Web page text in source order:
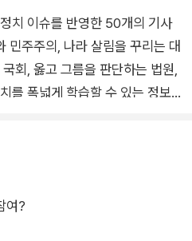
치 이슈를 반영한 50개의 기사
민주주의, 나라 살림을 꾸리는 대
회, 옳고 그름을 판단하는 법원,
를 폭넓게 학습할 수 있는 정보가
며 무엇이 어렵고, 어떤 표현이 친
님들이 집필한 덕분에, 책 곳곳에
돋보인다. 기사의 해시태그를 따
하고, 얽혀 있는 다양한 지식들도
여?